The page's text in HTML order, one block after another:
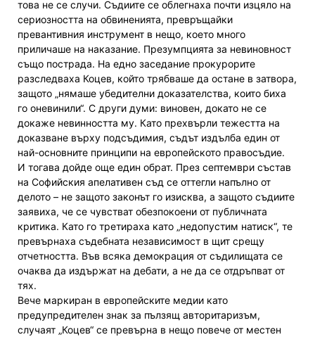
това не се случи. Съдиите се облегнаха почти изцяло на
сериозността на обвиненията, превръщайки
превантивния инструмент в нещо, което много
приличаше на наказание. Презумпцията за невиновност
също пострада. На едно заседание прокурорите
разследваха Коцев, който трябваше да остане в затвора,
защото „нямаше убедителни доказателства, които биха
го оневинили“. С други думи: виновен, докато не се
докаже невинността му. Като прехвърли тежестта на
доказване върху подсъдимия, съдът издълба един от
най-основните принципи на европейското правосъдие.
И тогава дойде още един обрат. През септември състав
на Софийския апелативен съд се оттегли напълно от
делото – не защото законът го изисква, а защото съдиите
заявиха, че се чувстват обезпокоени от публичната
критика. Като го третираха като „недопустим натиск“, те
превърнаха съдебната независимост в щит срещу
отчетността. Във всяка демокрация от съдилищата се
очаква да издържат на дебати, а не да се отдръпват от
тях.
Вече маркиран в европейските медии като
предупредителен знак за пълзящ авторитаризъм,
случаят „Коцев“ се превърна в нещо повече от местен